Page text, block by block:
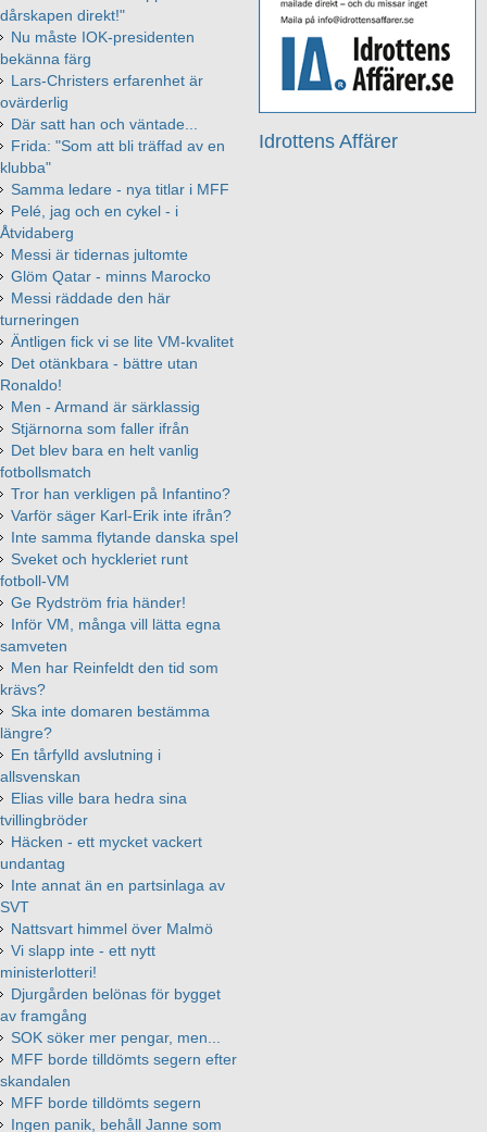
Idrottens Affärer
dårskapen direkt!"
Nu måste IOK-presidenten
bekänna färg
Lars-Christers erfarenhet är
ovärderlig
Där satt han och väntade...
Frida: "Som att bli träffad av en
klubba"
Samma ledare - nya titlar i MFF
Pelé, jag och en cykel - i
Åtvidaberg
Messi är tidernas jultomte
Glöm Qatar - minns Marocko
Messi räddade den här
turneringen
Äntligen fick vi se lite VM-kvalitet
Det otänkbara - bättre utan
Ronaldo!
Men - Armand är särklassig
Stjärnorna som faller ifrån
Det blev bara en helt vanlig
fotbollsmatch
Tror han verkligen på Infantino?
Varför säger Karl-Erik inte ifrån?
Inte samma flytande danska spel
Sveket och hyckleriet runt
fotboll-VM
Ge Rydström fria händer!
Inför VM, många vill lätta egna
samveten
Men har Reinfeldt den tid som
krävs?
Ska inte domaren bestämma
längre?
En tårfylld avslutning i
allsvenskan
Elias ville bara hedra sina
tvillingbröder
Häcken - ett mycket vackert
undantag
Inte annat än en partsinlaga av
SVT
Nattsvart himmel över Malmö
Vi slapp inte - ett nytt
ministerlotteri!
Djurgården belönas för bygget
av framgång
SOK söker mer pengar, men...
MFF borde tilldömts segern efter
skandalen
MFF borde tilldömts segern
Ingen panik, behåll Janne som